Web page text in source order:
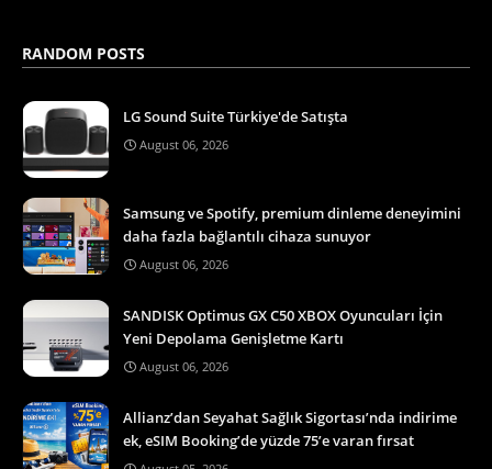
RANDOM POSTS
LG Sound Suite Türkiye'de Satışta
August 06, 2026
Samsung ve Spotify, premium dinleme deneyimini
daha fazla bağlantılı cihaza sunuyor
August 06, 2026
SANDISK Optimus GX C50 XBOX Oyuncuları İçin
Yeni Depolama Genişletme Kartı
August 06, 2026
Allianz’dan Seyahat Sağlık Sigortası’nda indirime
ek, eSIM Booking’de yüzde 75’e varan fırsat